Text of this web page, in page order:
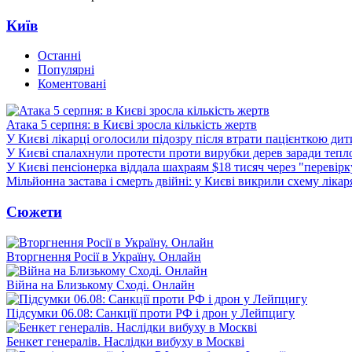
Київ
Останні
Популярні
Коментовані
Атака 5 серпня: в Києві зросла кількість жертв
У Києві лікарці оголосили підозру після втрати пацієнткою
У Києві спалахнули протести проти вирубки дерев заради
У Києві пенсіонерка віддала шахраям $18 тисяч через
Мільйонна застава і смерть двійні: у Києві викрили схему
Сюжети
Вторгнення Росії в Україну. Онлайн
Війна на Близькому Сході. Онлайн
Підсумки 06.08: Санкції проти РФ і дрон у Лейпцигу
Бенкет генералів. Наслідки вибуху в Москві